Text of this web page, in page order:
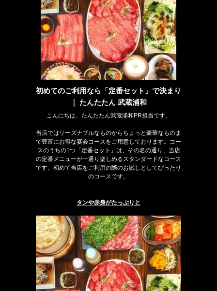
初めてのご利用なら「定番セット」で決まり
｜ たんたたん 武蔵浦和
こんにちは、たんたたん武蔵浦和PR担当です。
当店ではリーズナブルなものからちょっと豪華なものま
で豊富にお得な宴会コースをご用意しております。コー
スのうちの1つ「定番セット」は、その名の通り、当店
の定番メニューが一通り楽しめるスタンダードなコース
です。初めて当店をご利用の際のお試しとしてぴったり
のコースです。
タンや赤身がたっぷりと